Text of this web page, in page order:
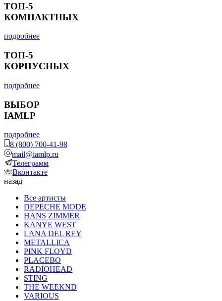
ТОП-5
КОМПАКТНЫХ
подробнее
ТОП-5
КОРПУСНЫХ
подробнее
ВЫБОР
IAMLP
подробнее
8 (800) 700-41-98
mail@iamlp.ru
Телеграмм
Вконтакте
назад
Все артисты
DEPECHE MODE
HANS ZIMMER
KANYE WEST
LANA DEL REY
METALLICA
PINK FLOYD
PLACEBO
RADIOHEAD
STING
THE WEEKND
VARIOUS